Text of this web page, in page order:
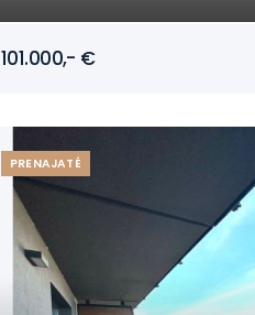
101.000,- €
PRENAJATÉ